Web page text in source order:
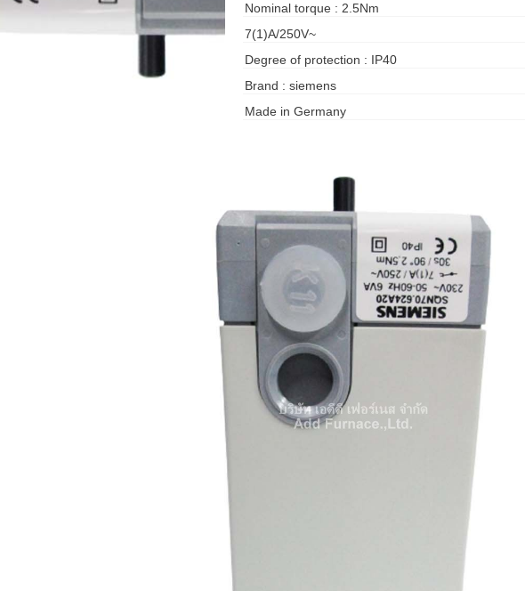
Nominal torque : 2.5Nm
7(1)A/250V~
Degree of protection : IP40
Brand : siemens
Made in Germany